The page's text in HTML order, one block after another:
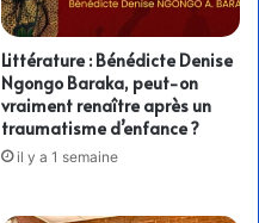
Littérature : Bénédicte Denise
Ngongo Baraka, peut-on
vraiment renaître après un
traumatisme d’enfance ?
il y a 1 semaine